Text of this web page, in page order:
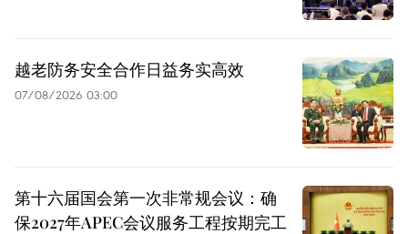
越老防务安全合作日益务实高效
07/08/2026 03:00
第十六届国会第一次非常规会议：确
保2027年APEC会议服务工程按期完工